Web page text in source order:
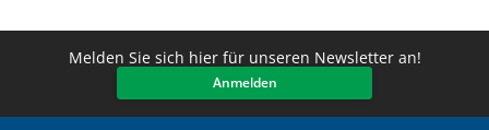
Melden Sie sich hier für unseren Newsletter an!
Anmelden